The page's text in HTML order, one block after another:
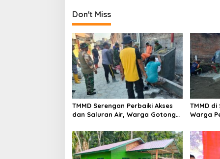
Don't Miss
TMMD Serengan Perbaiki Akses
dan Saluran Air, Warga Gotong
TMMD
Warga